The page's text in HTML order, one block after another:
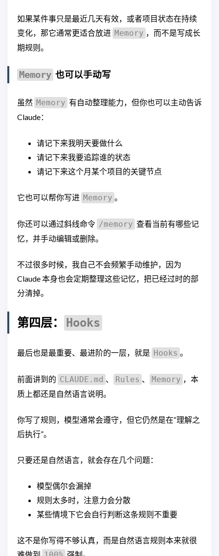
如果某件事只是最近几天有效，或者项目状态在持续
变化，那它通常更适合放进 Memory ，而不是写成长
期规则。
Memory 也可以手动写
虽然 Memory 有自动整理能力，但你也可以主动告诉
Claude：
请记下来我明天要做什么
请记下来我要追踪谁的状态
请记下来这个月某个项目的关键节点
它也可以帮你写进 Memory 。
你还可以通过斜线命令 /memory 查看当前有哪些记
忆，并手动编辑或删除。
不过很多时候，我自己不会频繁手动维护，因为
Claude 本身也会定期整理这些记忆，把已经过时的部
分清掉。
第四层： Hooks
最后也是最重要、最进阶的一层，就是 Hooks 。
前面讲到的 CLAUDE.md 、 Rules 、 Memory ，本
质上都还是自然语言说明。
你写了规则，模型通常会遵守，但它仍然是在“理解之
后执行”。
只要还是自然语言，就会存在几个问题：
模型偶尔会漏掉
规则太多时，注意力会分散
某些情境下它会自行判断这条规则不重要
这不是你写得不够认真，而是自然语言规则本来就很